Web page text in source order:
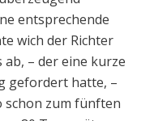
entsprechende
wich der Richter
– der eine kurze
gefordert hatte, –
schon zum fünften